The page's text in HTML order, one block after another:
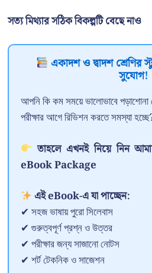
সত্য মিথ্যার সঠিক বিকল্পটি বেছে নাও
একাদশ ও দ্বাদশ শ্রেণির
সুযোগ!
আপনি কি কম সময়ে ভালোভাবে
পরীক্ষার আগে রিভিশন করতে সমস্যা
তাহলে এখনই নিয়ে নিন
eBook Package
এই eBook-এ যা পাচ্ছেন:
✔ সহজ ভাষায় পুরো সিলেবাস
✔ গুরুত্বপূর্ণ প্রশ্ন ও উত্তর
✔ পরীক্ষার জন্য সাজানো নোটস
✔ শর্ট টেকনিক ও সাজেশন